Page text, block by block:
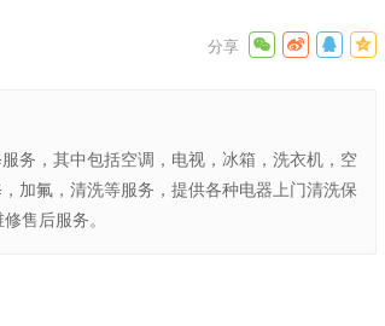
务，其中包括空调，电视，冰箱，洗衣机，空
加氟，清洗等服务，提供各种电器上门清洗保
售后服务。